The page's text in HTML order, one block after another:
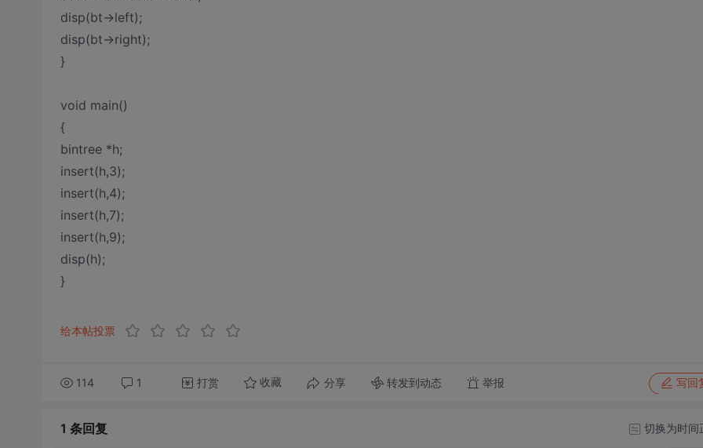
disp(bt->left);
disp(bt->right);
}
void main()
{
bintree *h;
insert(h,3);
insert(h,4);
insert(h,7);
insert(h,9);
disp(h);
}
给本帖投票
114 1 打赏 收藏 分享 转发到动态 举报 写回
1 条回复 切换为时间